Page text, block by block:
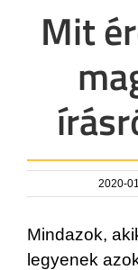
Mit
2020-
Mindazok,
legyenek